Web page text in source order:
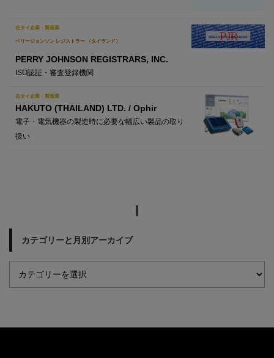
在タイ企業・製造業
ペリージョンソン レジストラー （タイランド）
PERRY JOHNSON REGISTRARS, INC.
ISO認証・審査登録機関
在タイ企業・製造業
HAKUTO (THAILAND) LTD. / Ophir
電子・電気機器の製造時に必要な幅広い製品の取り
扱い
カテゴリーと月別アーカイブ